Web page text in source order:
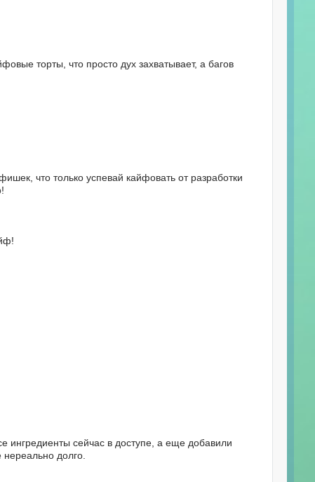
торты, что просто дух захватывает, а багов
что только успевай кайфовать от разработки
ингредиенты сейчас в доступе, а еще добавили
долго.